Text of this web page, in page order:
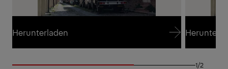
Herunterladen
Herunterladen 1/2